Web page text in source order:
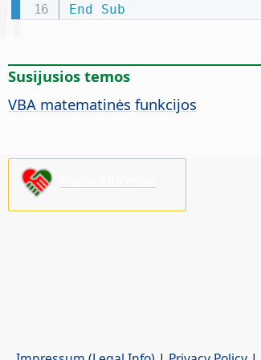
End Sub
Susijusios temos
VBA matematinės funkcijos